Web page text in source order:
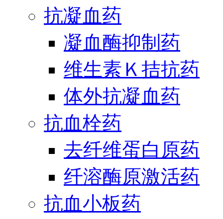
抗凝血药
凝血酶抑制药
维生素Ｋ拮抗药
体外抗凝血药
抗血栓药
去纤维蛋白原药
纤溶酶原激活药
抗血小板药